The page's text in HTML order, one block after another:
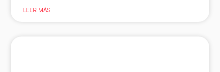
LEER MÁS